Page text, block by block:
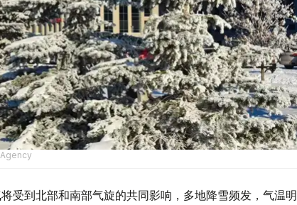
受到北部和南部气旋的共同影响，多地降雪频发，气温明